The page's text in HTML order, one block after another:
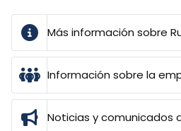
Más información sobre
Información sobre la
Noticias y comunicados